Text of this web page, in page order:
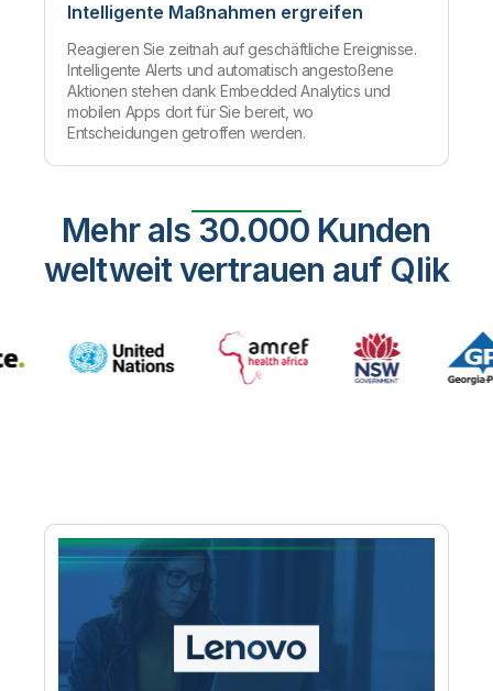
Intelligente Maßnahmen ergreifen
Reagieren Sie zeitnah auf geschäftliche Ereignisse.
Intelligente Alerts und automatisch angestoßene
Aktionen stehen dank Embedded Analytics und
mobilen Apps dort für Sie bereit, wo
Entscheidungen getroffen werden.
Mehr als 30.000 Kunden
weltweit vertrauen auf Qlik